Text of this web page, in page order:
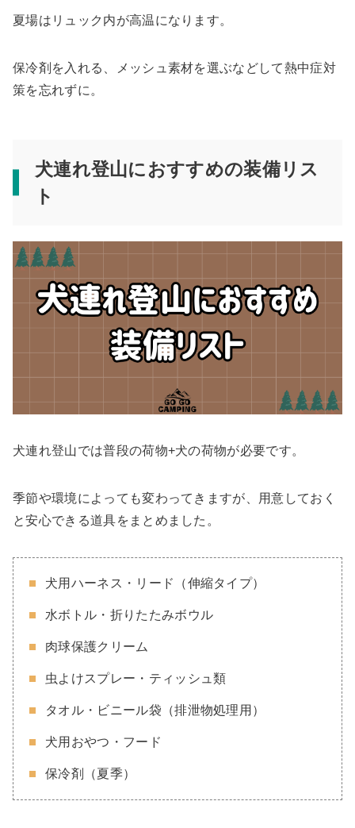
夏場はリュック内が高温になります。
保冷剤を入れる、メッシュ素材を選ぶなどして熱中症対
策を忘れずに。
犬連れ登山におすすめの装備リス
ト
犬連れ登山では普段の荷物+犬の荷物が必要です。
季節や環境によっても変わってきますが、用意しておく
と安心できる道具をまとめました。
犬用ハーネス・リード（伸縮タイプ）
水ボトル・折りたたみボウル
肉球保護クリーム
虫よけスプレー・ティッシュ類
タオル・ビニール袋（排泄物処理用）
犬用おやつ・フード
保冷剤（夏季）